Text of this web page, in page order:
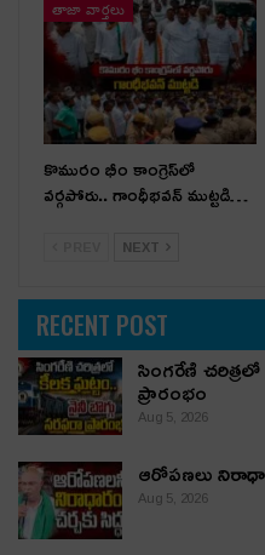
తాజా వార్తలు
కొమురం భీం కాంగ్రెస్‌లో
వర్గపోరు.. గాంధీభవన్ ముట్టడి…
NEXT
RECENT POST
సింగరేణి
ప్రారంభం
Aug 5, 2026
ఆరోపణలు
Aug 5, 2026